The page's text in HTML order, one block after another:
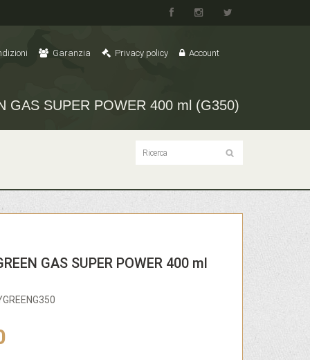
Garanzia Privacy policy Account
GAS SUPER POWER 400 ml (G350)
GAS SUPER POWER 400 ml